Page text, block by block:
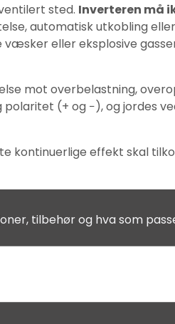
sted. Inverteren må
automatisk utkobling
eller eksplosive
mot overbelastning,
(+ og −), og jordes
kontinuerlige effekt skal
tilbehør og hva som